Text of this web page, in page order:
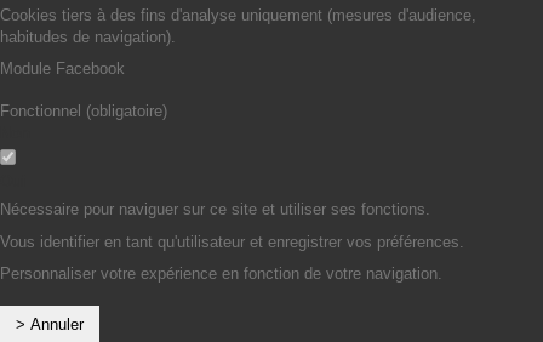
Cookies tiers à des fins d'analyse uniquement (mesures d'audience,
habitudes de navigation).
Module Facebook
Fonctionnel (obligatoire)
Nécessaire pour naviguer sur ce site et utiliser ses fonctions.
Vous identifier en tant qu'utilisateur et enregistrer vos préférences.
Personnaliser votre expérience en fonction de votre navigation.
> Annuler